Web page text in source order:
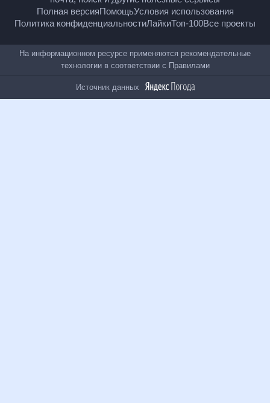
гороскопы, почта, поиск и другие полезные сервисы
Полная версияПомощьУсловия использования
Все проекты
На информационном ресурсе применяются
рекомендательные технологии в соответствии с